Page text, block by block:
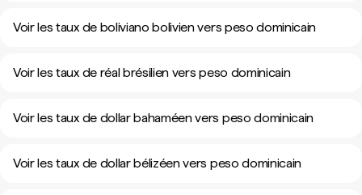
Voir les taux de boliviano bolivien vers peso dominicain
Voir les taux de réal brésilien vers peso dominicain
Voir les taux de dollar bahaméen vers peso dominicain
Voir les taux de dollar bélizéen vers peso dominicain